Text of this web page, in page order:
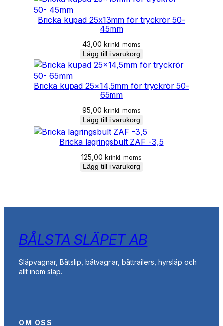
Bricka kupad 25x13mm för tryckrör 50-
45mm
43,00 krinkl. moms
Lägg till i varukorg
Bricka kupad 25×14,5mm för tryckrör 50-
65mm
95,00 krinkl. moms
Lägg till i varukorg
Bricka lagringsbult ZAF -3,5
125,00 krinkl. moms
Lägg till i varukorg
BÅLSTA SLÄPET AB
Släpvagnar, Båtslip, båtvagnar, båttrailers, hyrsläp och
allt inom släp.
OM OSS